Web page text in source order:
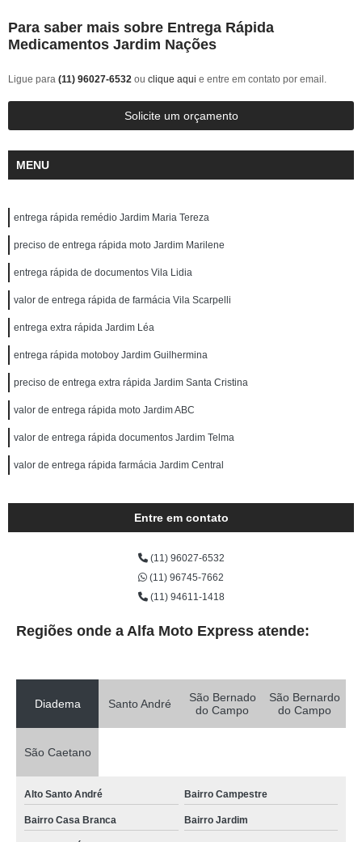
Para saber mais sobre Entrega Rápida
Medicamentos Jardim Nações
Ligue para (11) 96027-6532 ou clique aqui e entre em contato por email.
Solicite um orçamento
MENU
entrega rápida remédio Jardim Maria Tereza
preciso de entrega rápida moto Jardim Marilene
entrega rápida de documentos Vila Lidia
valor de entrega rápida de farmácia Vila Scarpelli
entrega extra rápida Jardim Léa
entrega rápida motoboy Jardim Guilhermina
preciso de entrega extra rápida Jardim Santa Cristina
valor de entrega rápida moto Jardim ABC
valor de entrega rápida documentos Jardim Telma
valor de entrega rápida farmácia Jardim Central
Entre em contato
(11) 96027-6532
(11) 96745-7662
(11) 94611-1418
Regiões onde a Alfa Moto Express atende:
Diadema Santo André
São Bernado
do Campo
São Bernardo
do Campo
São Caetano
Alto Santo André Bairro Campestre
Bairro Casa Branca Bairro Jardim